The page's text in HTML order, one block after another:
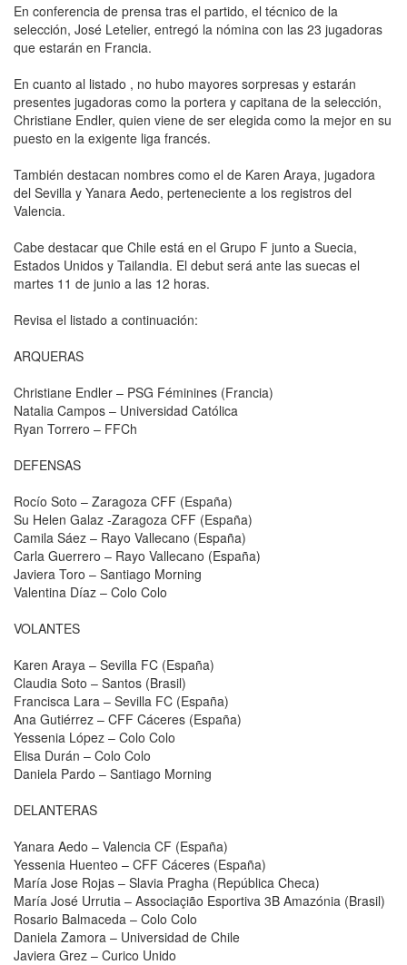
En conferencia de prensa tras el partido, el técnico de la
selección, José Letelier, entregó la nómina con las 23 jugadoras
que estarán en Francia.
En cuanto al listado , no hubo mayores sorpresas y estarán
presentes jugadoras como la portera y capitana de la selección,
Christiane Endler, quien viene de ser elegida como la mejor en su
puesto en la exigente liga francés.
También destacan nombres como el de Karen Araya, jugadora
del Sevilla y Yanara Aedo, perteneciente a los registros del
Valencia.
Cabe destacar que Chile está en el Grupo F junto a Suecia,
Estados Unidos y Tailandia. El debut será ante las suecas el
martes 11 de junio a las 12 horas.
Revisa el listado a continuación:
ARQUERAS
Christiane Endler – PSG Féminines (Francia)
Natalia Campos – Universidad Católica
Ryan Torrero – FFCh
DEFENSAS
Rocío Soto – Zaragoza CFF (España)
Su Helen Galaz -Zaragoza CFF (España)
Camila Sáez – Rayo Vallecano (España)
Carla Guerrero – Rayo Vallecano (España)
Javiera Toro – Santiago Morning
Valentina Díaz – Colo Colo
VOLANTES
Karen Araya – Sevilla FC (España)
Claudia Soto – Santos (Brasil)
Francisca Lara – Sevilla FC (España)
Ana Gutiérrez – CFF Cáceres (España)
Yessenia López – Colo Colo
Elisa Durán – Colo Colo
Daniela Pardo – Santiago Morning
DELANTERAS
Yanara Aedo – Valencia CF (España)
Yessenia Huenteo – CFF Cáceres (España)
María Jose Rojas – Slavia Pragha (República Checa)
María José Urrutia – Associaçião Esportiva 3B Amazónia (Brasil)
Rosario Balmaceda – Colo Colo
Daniela Zamora – Universidad de Chile
Javiera Grez – Curico Unido